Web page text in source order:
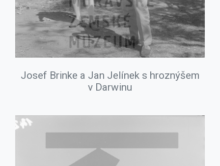
Josef Brinke a Jan Jelínek s hroznýšem
v Darwinu